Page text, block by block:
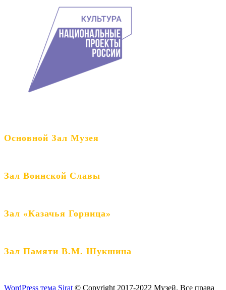
Основной Зал Музея
Зал Воинской Славы
Зал «Казачья Горница»
Зал Памяти В.М. Шукшина
WordPress тема Sirat © Copyright 2017-2022 Музей. Все права